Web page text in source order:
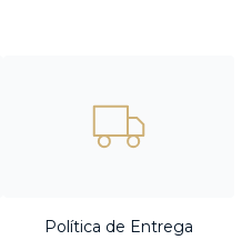
Política de Entrega